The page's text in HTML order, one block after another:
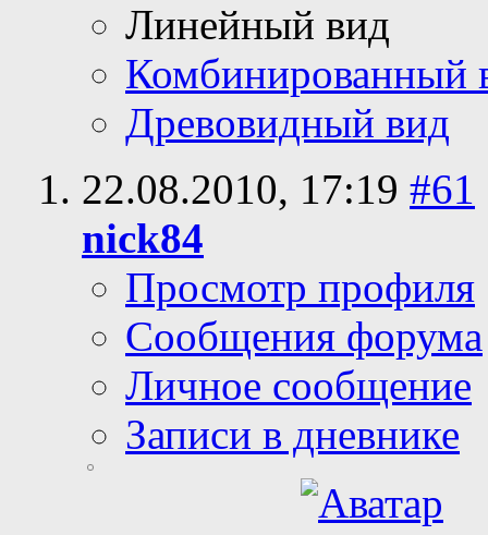
Линейный вид
Комбинированный
Древовидный вид
22.08.2010, 17:19 #61
nick84
Просмотр профиля
Сообщения форума
Личное сообщение
Записи в дневнике